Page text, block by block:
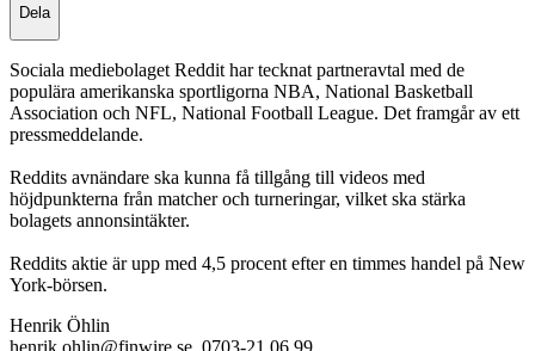
Dela
Sociala mediebolaget Reddit har tecknat partneravtal med de
populära amerikanska sportligorna NBA, National Basketball
Association och NFL, National Football League. Det framgår av ett
pressmeddelande.
Reddits avnändare ska kunna få tillgång till videos med
höjdpunkterna från matcher och turneringar, vilket ska stärka
bolagets annonsintäkter.
Reddits aktie är upp med 4,5 procent efter en timmes handel på New
York-börsen.
Henrik Öhlin
henrik.ohlin@finwire.se, 0703-21 06 99